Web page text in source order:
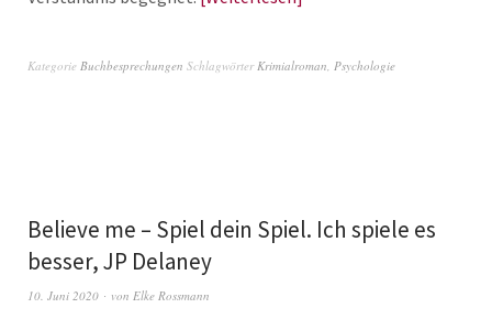
Kategorie Buchbesprechungen SchlagwörterKrimialroman, Psychologie
Believe me – Spiel dein Spiel. Ich spiele es
besser, JP Delaney
10. Juni 2020 von Elke Rossmann